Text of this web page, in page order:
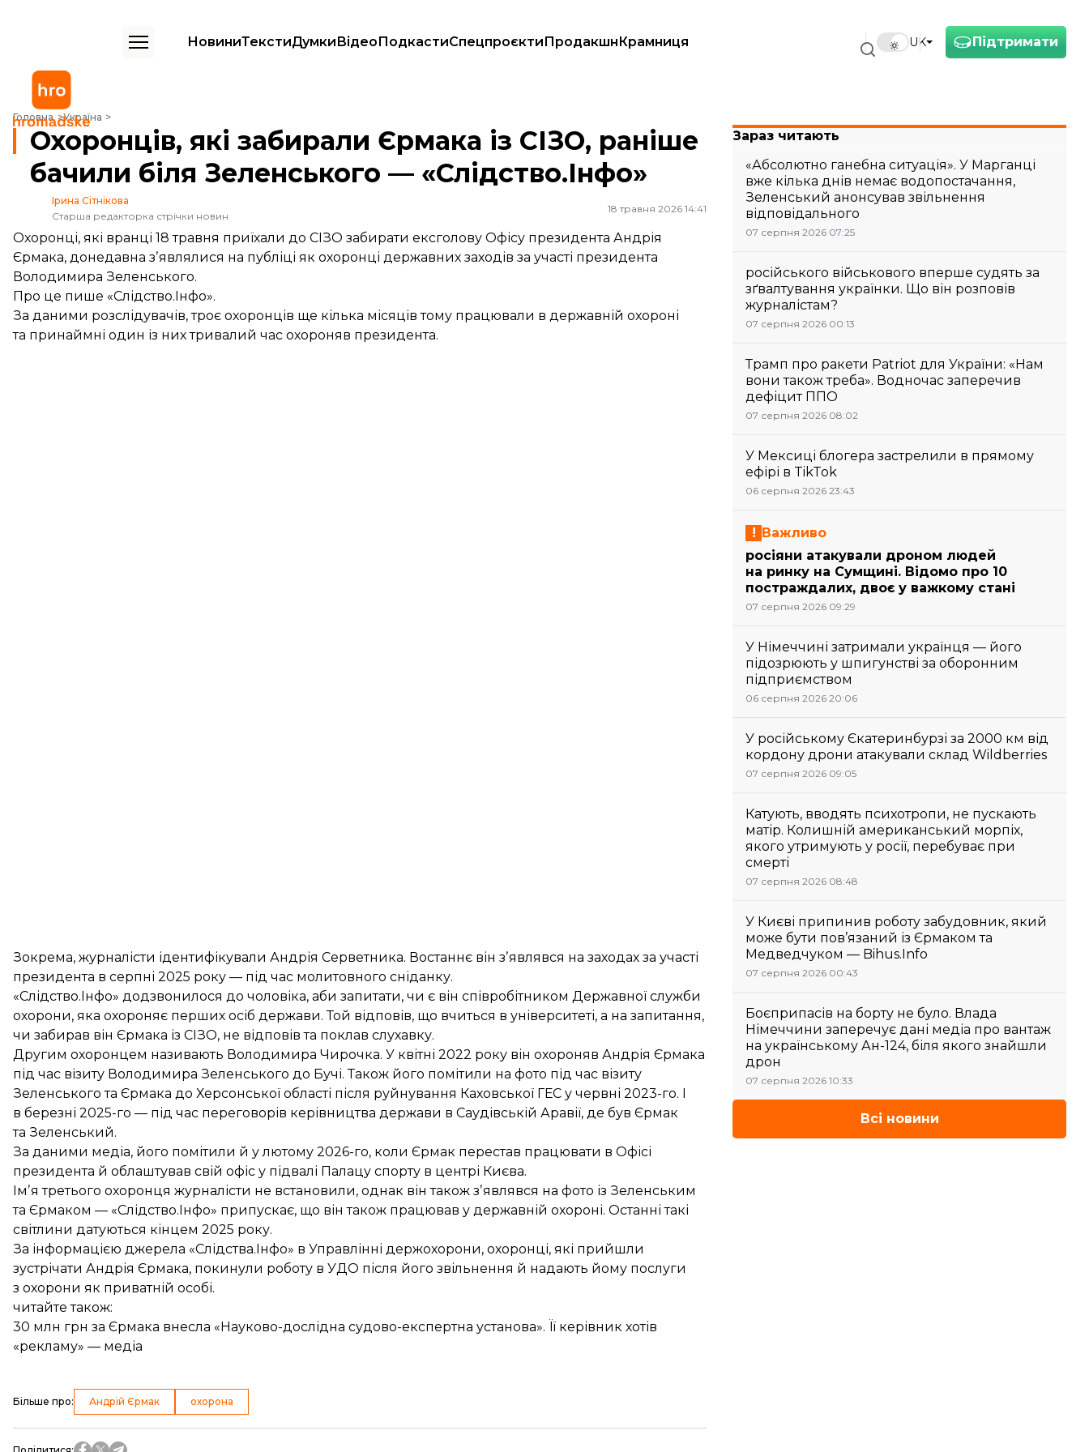
Підтримати
UK
НовиниТекстиДумкиВідеоПодкастиСпецпроєктиПродакшнКрамниця
Головна Україна
Охоронців, які забирали Єрмака із СІЗО, раніше бачили біля Зеленського — «Слідство.Інфо»
Охоронців, які забирали Єрмака із СІЗО, раніше
бачили біля Зеленського — «Слідство.Інфо»
Ірина Сітнікова
Старша редакторка стрічки новин
18 травня 2026 14:41
Охоронці, які вранці 18 травня приїхали до СІЗО забирати ексголову Офісу президента Андрія
Єрмака, донедавна зʼявлялися на публіці як охоронці державних заходів за участі президента
Володимира Зеленського.
Про це пише «Слідство.Інфо».
За даними розслідувачів, троє охоронців ще кілька місяців тому працювали в державній охороні
та принаймні один із них тривалий час охороняв президента.
Зокрема, журналісти ідентифікували Андрія Серветника. Востаннє він зʼявлявся на заходах за участі
президента в серпні 2025 року — під час молитовного сніданку.
«Слідство.Інфо» додзвонилося до чоловіка, аби запитати, чи є він співробітником Державної служби
охорони, яка охороняє перших осіб держави. Той відповів, що вчиться в університеті, а на запитання,
чи забирав він Єрмака із СІЗО, не відповів та поклав слухавку.
Другим охоронцем називають Володимира Чирочка. У квітні 2022 року він охороняв Андрія Єрмака
під час візиту Володимира Зеленського до Бучі. Також його помітили на фото під час візиту
Зеленського та Єрмака до Херсонської області після руйнування Каховської ГЕС у червні 2023-го. І
в березні 2025-го — під час переговорів керівництва держави в Саудівській Аравії, де був Єрмак
та Зеленський.
За даними медіа, його помітили й у лютому 2026-го, коли Єрмак перестав працювати в Офісі
президента й облаштував свій офіс у підвалі Палацу спорту в центрі Києва.
Імʼя третього охоронця журналісти не встановили, однак він також зʼявлявся на фото із Зеленським
та Єрмаком — «Слідство.Інфо» припускає, що він також працював у державній охороні. Останні такі
світлини датуються кінцем 2025 року.
За інформацією джерела «Слідства.Інфо» в Управлінні держохорони, охоронці, які прийшли
зустрічати Андрія Єрмака, покинули роботу в УДО після його звільнення й надають йому послуги
з охорони як приватній особі.
читайте також:
30 млн грн за Єрмака внесла «Науково-дослідна судово-експертна установа». Її керівник хотів
«рекламу» — медіа
Більше про: Андрій Єрмак охорона
Зараз читають
«Абсолютно ганебна ситуація». У Марганці
вже кілька днів немає водопостачання,
Зеленський анонсував звільнення
відповідального
07 серпня 2026 07:25
російського військового вперше судять за
зґвалтування українки. Що він розповів
журналістам?
07 серпня 2026 00:13
Трамп про ракети Patriot для України: «Нам
вони також треба». Водночас заперечив
дефіцит ППО
07 серпня 2026 08:02
У Мексиці блогера застрелили в прямому
ефірі в TikTok
06 серпня 2026 23:43
Важливо
росіяни атакували дроном людей
на ринку на Сумщині. Відомо про 10
постраждалих, двоє у важкому стані
07 серпня 2026 09:29
У Німеччині затримали українця — його
підозрюють у шпигунстві за оборонним
підприємством
06 серпня 2026 20:06
У російському Єкатеринбурзі за 2000 км від
кордону дрони атакували склад Wildberries
07 серпня 2026 09:05
Катують, вводять психотропи, не пускають
матір. Колишній американський морпіх,
якого утримують у росії, перебуває при
смерті
07 серпня 2026 08:48
У Києві припинив роботу забудовник, який
може бути пов’язаний із Єрмаком та
Медведчуком — Bihus.Info
07 серпня 2026 00:43
Боєприпасів на борту не було. Влада
Німеччини заперечує дані медіа про вантаж
на українському Ан-124, біля якого знайшли
дрон
07 серпня 2026 10:33
Всі новини